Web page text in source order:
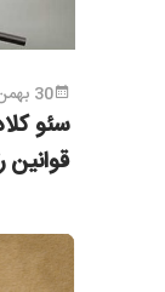
30 بهمن 1398
سئو
قوانین